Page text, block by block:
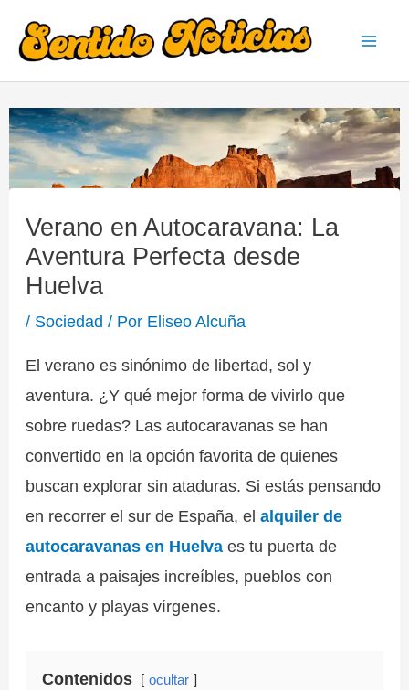
Verano en Autocaravana: La
Aventura Perfecta desde
Huelva
/ Sociedad / Por Eliseo Alcuña
El verano es sinónimo de libertad, sol y
aventura. ¿Y qué mejor forma de vivirlo que
sobre ruedas? Las autocaravanas se han
convertido en la opción favorita de quienes
buscan explorar sin ataduras. Si estás pensando
en recorrer el sur de España, el alquiler de
autocaravanas en Huelva es tu puerta de
entrada a paisajes increíbles, pueblos con
encanto y playas vírgenes.
Contenidos ocultar